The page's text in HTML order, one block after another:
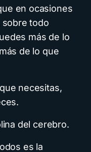
en ocasiones
sobre todo
más de lo
de lo que
necesitas,
del cerebro.
es la